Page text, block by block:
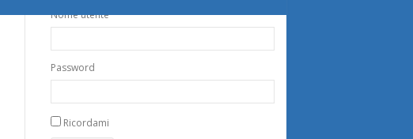
Nome utente
Password
Ricordami